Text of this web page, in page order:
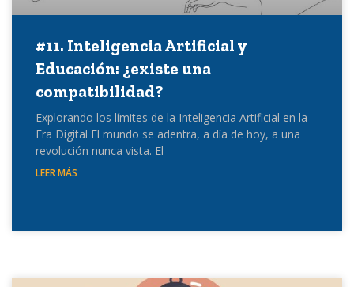
#11. Inteligencia Artificial y
Educación: ¿existe una
compatibilidad?
Explorando los límites de la Inteligencia Artificial en la
Era Digital El mundo se adentra, a día de hoy, a una
revolución nunca vista. El
LEER MÁS